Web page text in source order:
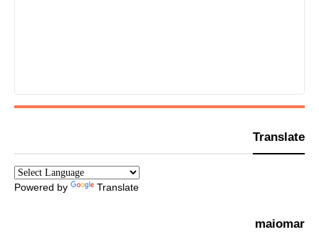
Translate
Powered by Translate
maiomar